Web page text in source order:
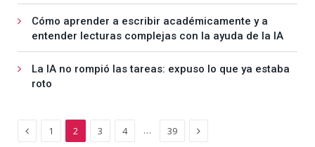
Cómo aprender a escribir académicamente y a
entender lecturas complejas con la ayuda de la IA
La IA no rompió las tareas: expuso lo que ya estaba
roto
Previous
1 2 3 4 … 39 Next